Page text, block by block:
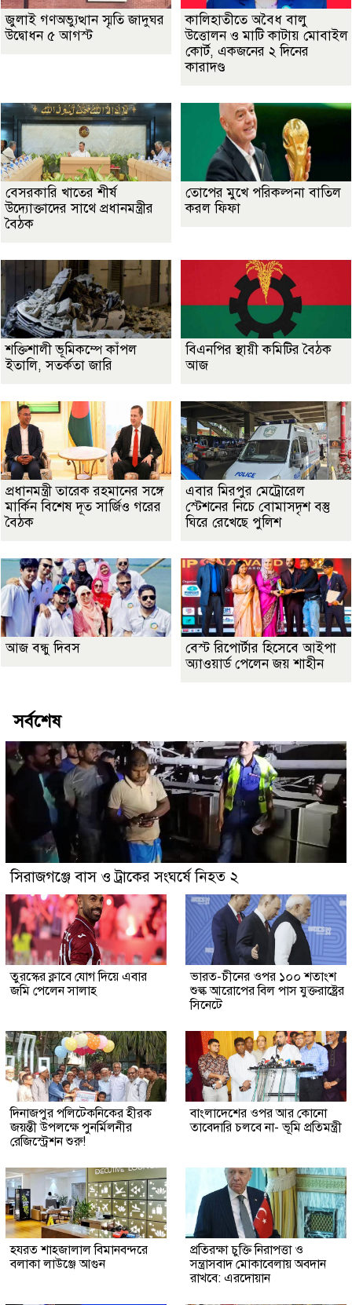
জুলাই গণঅভ্যুত্থান স্মৃতি জাদুঘর
উদ্বোধন ৫ আগস্ট
কালিহাতীতে অবৈধ বালু
উত্তোলন ও মাটি কাটায় মোবাইল
কোর্ট, একজনের ২ দিনের
কারাদণ্ড
বেসরকারি খাতের শীর্ষ
উদ্যোক্তাদের সাথে প্রধানমন্ত্রীর
বৈঠক
তোপের মুখে পরিকল্পনা বাতিল
করল ফিফা
শক্তিশালী ভূমিকম্পে কাঁপল
ইতালি, সতর্কতা জারি
বিএনপির স্থায়ী কমিটির বৈঠক
আজ
প্রধানমন্ত্রী তারেক রহমানের সঙ্গে
মার্কিন বিশেষ দূত সার্জিও গরের
বৈঠক
এবার মিরপুর মেট্রোরেল
স্টেশনের নিচে বোমাসদৃশ বস্তু
ঘিরে রেখেছে পুলিশ
আজ বন্ধু দিবস
বেস্ট রিপোর্টার হিসেবে আইপা
অ্যাওয়ার্ড পেলেন জয় শাহীন
সর্বশেষ
সিরাজগঞ্জে বাস ও ট্রাকের সংঘর্ষে নিহত ২
তুরস্কের ক্লাবে যোগ দিয়ে এবার
জমি পেলেন সালাহ
ভারত-চীনের ওপর ১০০ শতাংশ
শুল্ক আরোপের বিল পাস যুক্তরাষ্ট্রের
সিনেটে
দিনাজপুর পলিটেকনিকের হীরক
জয়ন্তী উপলক্ষে পুনর্মিলনীর
রেজিস্ট্রেশন শুরু!
বাংলাদেশের ওপর আর কোনো
তাবেদারি চলবে না- ভূমি প্রতিমন্ত্রী
হযরত শাহজালাল বিমানবন্দরে
বলাকা লাউঞ্জে আগুন
প্রতিরক্ষা চুক্তি নিরাপত্তা ও
সন্ত্রাসবাদ মোকাবেলায় অবদান
রাখবে: এরদোয়ান